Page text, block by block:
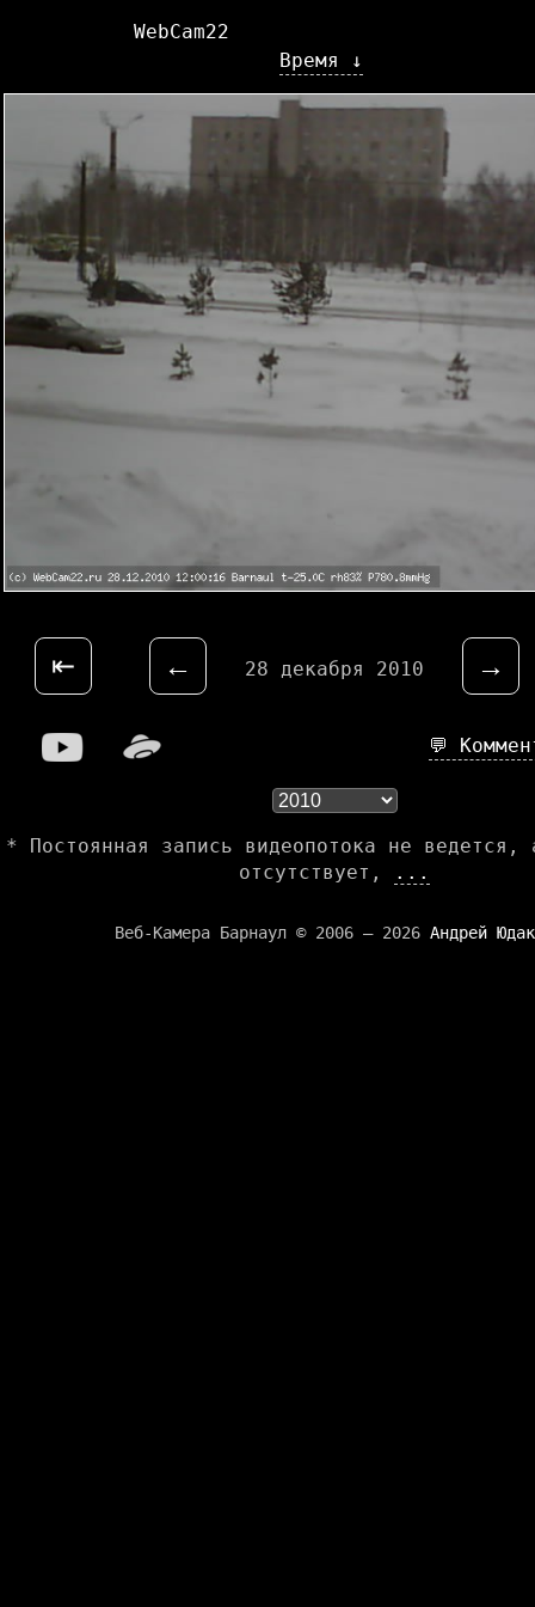
Время ↓
WebCam22
⇤ ← 28 декабря 2010 →
💬
* Постоянная запись видеопотока не ведется,
отсутствует,
...
Веб-Камера Барнаул © 2006 — 2026 Андрей